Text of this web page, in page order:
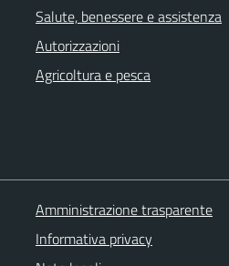
Salute, benessere e assistenza
Autorizzazioni
Agricoltura e pesca
Amministrazione trasparente
Informativa privacy